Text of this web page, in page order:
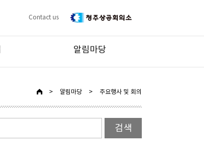
Contact us
알림마당
> 알림마당 > 주요행사 및 회의